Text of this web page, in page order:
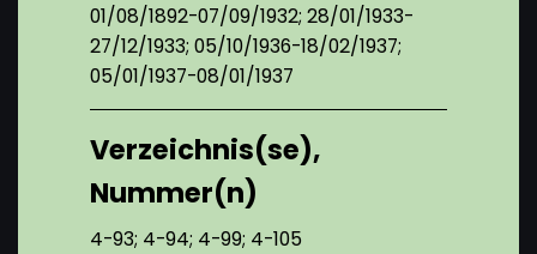
01/08/1892-07/09/1932; 28/01/1933-
27/12/1933; 05/10/1936-18/02/1937;
05/01/1937-08/01/1937
Verzeichnis(se),
Nummer(n)
4-93; 4-94; 4-99; 4-105